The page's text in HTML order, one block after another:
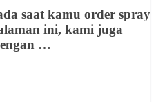
saat kamu order spray
ini, kami juga
…